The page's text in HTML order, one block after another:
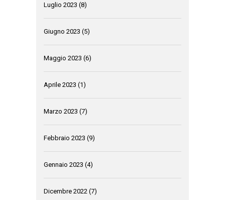
Luglio 2023 (8)
Giugno 2023 (5)
Maggio 2023 (6)
Aprile 2023 (1)
Marzo 2023 (7)
Febbraio 2023 (9)
Gennaio 2023 (4)
Dicembre 2022 (7)